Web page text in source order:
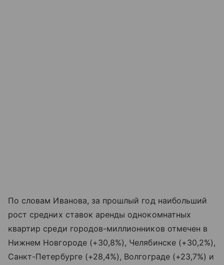
По словам Иванова, за прошлый год наибольший
рост средних ставок аренды однокомнатных
квартир среди городов-миллионников отмечен в
Нижнем Новгороде (+30,8%), Челябинске (+30,2%),
Санкт-Петербурге (+28,4%), Волгограде (+23,7%) и